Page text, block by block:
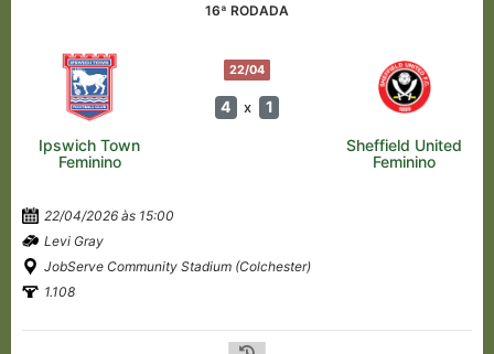
16ª RODADA
22/04
4 x 1
Ipswich Town
Feminino
Sheffield United
Feminino
22/04/2026 às 15:00
Levi Gray
JobServe Community Stadium (Colchester)
1.108